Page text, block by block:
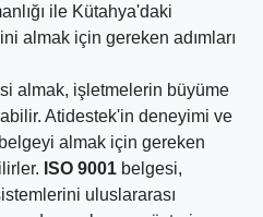
ile Kütahya'daki
almak için gereken adımları
almak, işletmelerin büyüme
Atidestek'in deneyimi ve
almak için gereken
ISO 9001 belgesi,
uluslararası